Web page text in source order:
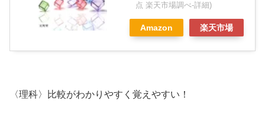
点 楽天市場調べ-詳細)
Amazon 楽天市場
〈理科〉比較がわかりやすく覚えやすい！